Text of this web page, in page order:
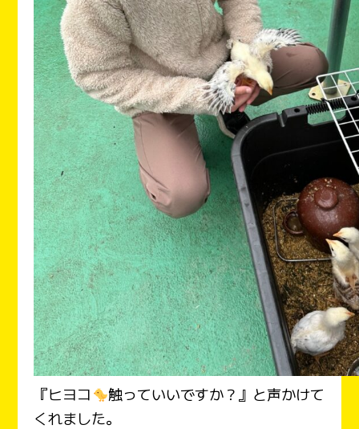
『ヒヨコ
触っていいですか？』と声かけて
くれました。